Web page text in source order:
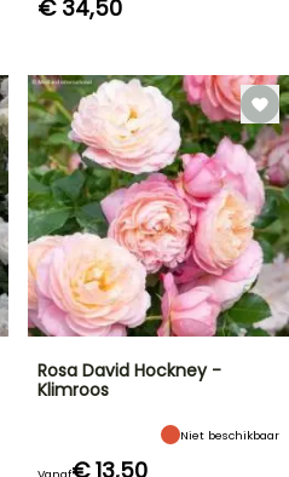
€ 34,50
Rosa David Hockney -
Klimroos
Niet beschikbaar
€ 13,50